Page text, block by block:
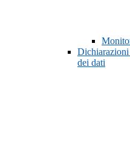
dei dati